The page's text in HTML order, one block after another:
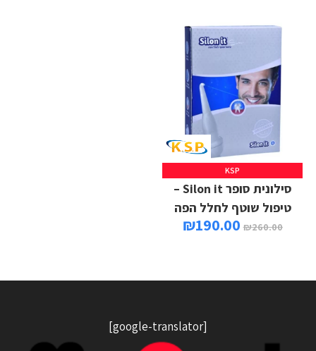
KSP
סילונית סופר Silon it –
טיפול שוטף לחלל הפה
₪260.00
₪190.00
[google-translator]